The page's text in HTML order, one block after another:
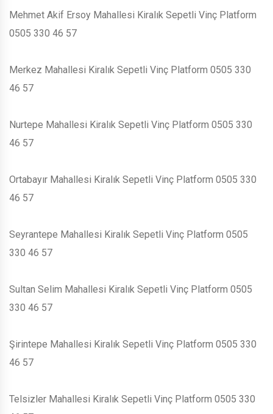
Mehmet Akif Ersoy Mahallesi Kiralık Sepetli Vinç Platform
0505 330 46 57
Merkez Mahallesi Kiralık Sepetli Vinç Platform 0505 330
46 57
Nurtepe Mahallesi Kiralık Sepetli Vinç Platform 0505 330
46 57
Ortabayır Mahallesi Kiralık Sepetli Vinç Platform 0505 330
46 57
Seyrantepe Mahallesi Kiralık Sepetli Vinç Platform 0505
330 46 57
Sultan Selim Mahallesi Kiralık Sepetli Vinç Platform 0505
330 46 57
Şirintepe Mahallesi Kiralık Sepetli Vinç Platform 0505 330
46 57
Telsizler Mahallesi Kiralık Sepetli Vinç Platform 0505 330